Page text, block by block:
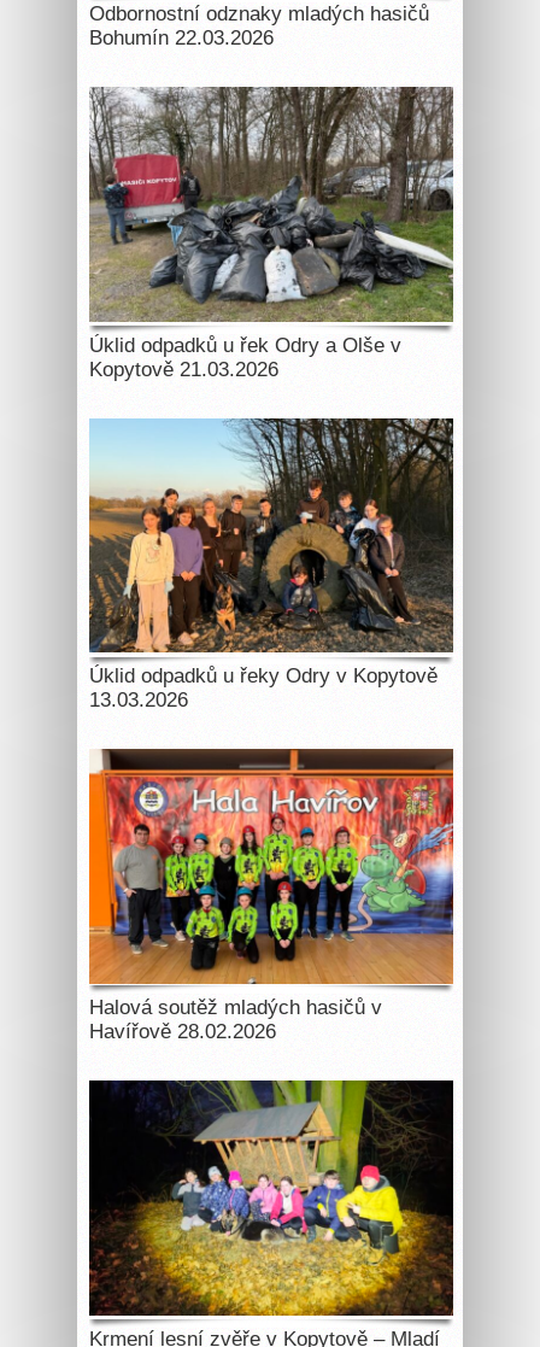
Odbornostní odznaky mladých hasičů
Bohumín 22.03.2026
Úklid odpadků u řek Odry a Olše v
Kopytově 21.03.2026
Úklid odpadků u řeky Odry v Kopytově
13.03.2026
Halová soutěž mladých hasičů v
Havířově 28.02.2026
Krmení lesní zvěře v Kopytově – Mladí